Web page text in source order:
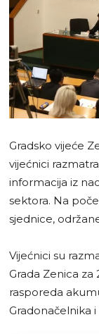
Gradsko vijeće
vijećnici
informacija iz
sektora. Na
sjednice,
Vijećnici su
Grada Zenica
rasporeda
Gradonačelnika